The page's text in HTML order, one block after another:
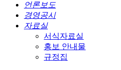
언론보도
경영공시
자료실
서식자료실
홍보 안내물
규정집